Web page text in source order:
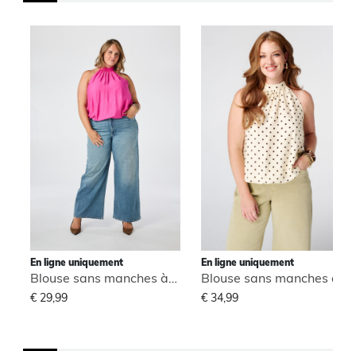
En ligne uniquement
€ 29,99
En ligne uniquement
€ 34,99